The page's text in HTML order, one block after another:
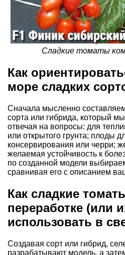
Сладкие томаты
Как
море сладких
Сначала мысленно
сорта или гибрида, который
отвечая на вопросы: для
или открытого грунта; плоды
консервирования или черри;
желаемая устойчивость к
по созданной модели
сравнивая его с описанием
Как сладкие
переработке (или
использовать в
Создавая сорт или гибрид,
разрабатывают модель, а